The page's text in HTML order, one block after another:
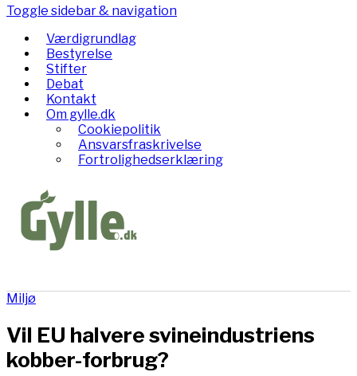
Toggle sidebar & navigation
Værdigrundlag
Bestyrelse
Stifter
Debat
Kontakt
Om gylle.dk
Cookiepolitik
Ansvarsfraskrivelse
Fortrolighedserklæring
Miljø
Vil EU halvere svineindustriens
kobber-forbrug?